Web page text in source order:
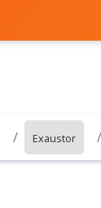
Exaustor